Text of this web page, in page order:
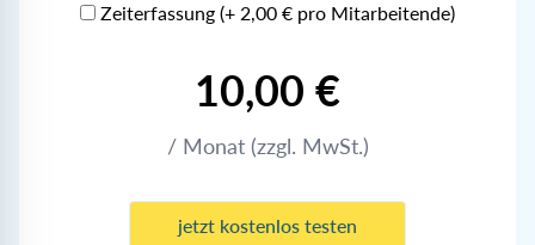
Zeiterfassung (+ 2,00 € pro Mitarbeitende)
10,00 €
/ Monat (zzgl. MwSt.)
jetzt kostenlos testen